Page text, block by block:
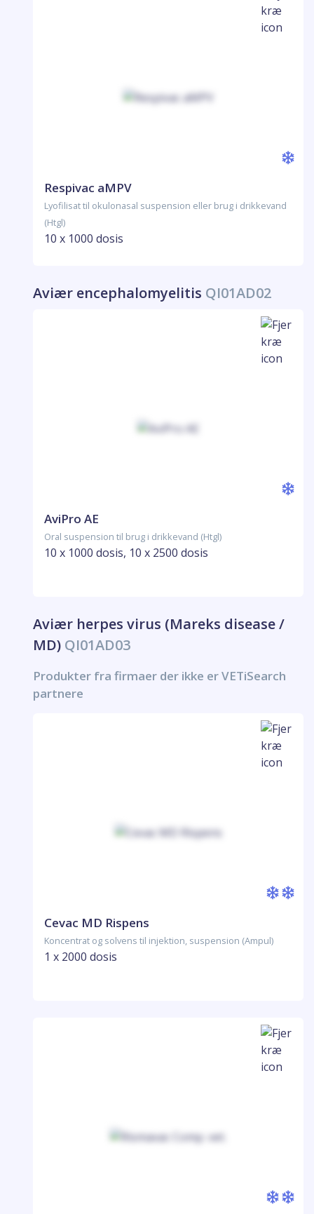
Respivac aMPV
Lyofilisat til okulonasal suspension eller brug i drikkevand
(Htgl)
10 x 1000 dosis
Aviær encephalomyelitis QI01AD02
AviPro AE
Oral suspension til brug i drikkevand (Htgl)
10 x 1000 dosis, 10 x 2500 dosis
Aviær herpes virus (Mareks disease /
MD) QI01AD03
Produkter fra firmaer der ikke er VETiSearch
partnere
Cevac MD Rispens
Koncentrat og solvens til injektion, suspension (Ampul)
1 x 2000 dosis